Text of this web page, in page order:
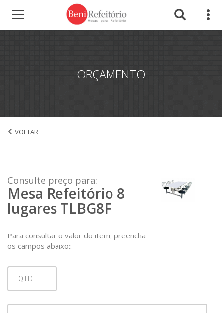
ORÇAMENTO
Mesa Refeitório 8 lugares TLBG8F
Consulte preço para:
Mesa Refeitório 8
lugares TLBG8F
Para consultar o valor do item, preencha
os campos abaixo::
Qtd
Empresa